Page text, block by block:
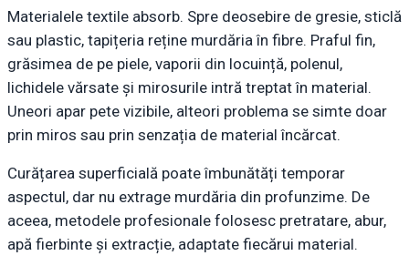
Materialele textile absorb. Spre deosebire de gresie, sticlă
sau plastic, tapițeria reține murdăria în fibre. Praful fin,
grăsimea de pe piele, vaporii din locuință, polenul,
lichidele vărsate și mirosurile intră treptat în material.
Uneori apar pete vizibile, alteori problema se simte doar
prin miros sau prin senzația de material încărcat.
Curățarea superficială poate îmbunătăți temporar
aspectul, dar nu extrage murdăria din profunzime. De
aceea, metodele profesionale folosesc pretratare, abur,
apă fierbinte și extracție, adaptate fiecărui material.